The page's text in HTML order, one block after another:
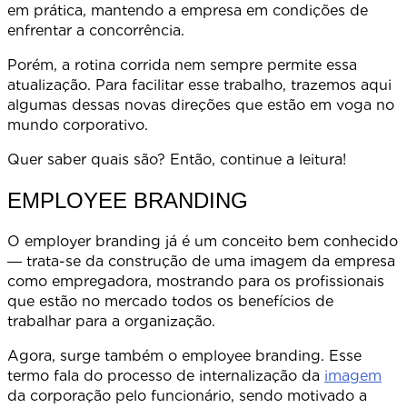
em prática, mantendo a empresa em condições de
enfrentar a concorrência.
Porém, a rotina corrida nem sempre permite essa
atualização. Para facilitar esse trabalho, trazemos aqui
algumas dessas novas direções que estão em voga no
mundo corporativo.
Quer saber quais são? Então, continue a leitura!
EMPLOYEE BRANDING
O employer branding já é um conceito bem conhecido
― trata-se da construção de uma imagem da empresa
como empregadora, mostrando para os profissionais
que estão no mercado todos os benefícios de
trabalhar para a organização.
Agora, surge também o employee branding. Esse
termo fala do processo de internalização da imagem
da corporação pelo funcionário, sendo motivado a